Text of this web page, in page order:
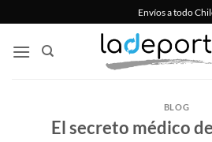
al
contenido
Envíos a todo
BLOG
El secreto médico